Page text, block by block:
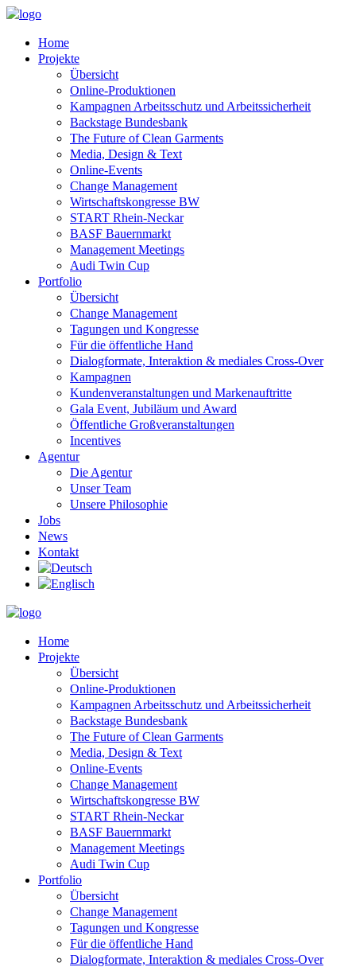
Home
Projekte
Übersicht
Online-Produktionen
Kampagnen Arbeitsschutz und Arbeitssicherheit
Backstage Bundesbank
The Future of Clean Garments
Media, Design & Text
Online-Events
Change Management
Wirtschaftskongresse BW
START Rhein-Neckar
BASF Bauernmarkt
Management Meetings
Audi Twin Cup
Portfolio
Übersicht
Change Management
Tagungen und Kongresse
Für die öffentliche Hand
Dialogformate, Interaktion & mediales Cross-Over
Kampagnen
Kundenveranstaltungen und Markenauftritte
Gala Event, Jubiläum und Award
Öffentliche Großveranstaltungen
Incentives
Agentur
Die Agentur
Unser Team
Unsere Philosophie
Jobs
News
Kontakt
Home
Projekte
Übersicht
Online-Produktionen
Kampagnen Arbeitsschutz und Arbeitssicherheit
Backstage Bundesbank
The Future of Clean Garments
Media, Design & Text
Online-Events
Change Management
Wirtschaftskongresse BW
START Rhein-Neckar
BASF Bauernmarkt
Management Meetings
Audi Twin Cup
Portfolio
Übersicht
Change Management
Tagungen und Kongresse
Für die öffentliche Hand
Dialogformate, Interaktion & mediales Cross-Over